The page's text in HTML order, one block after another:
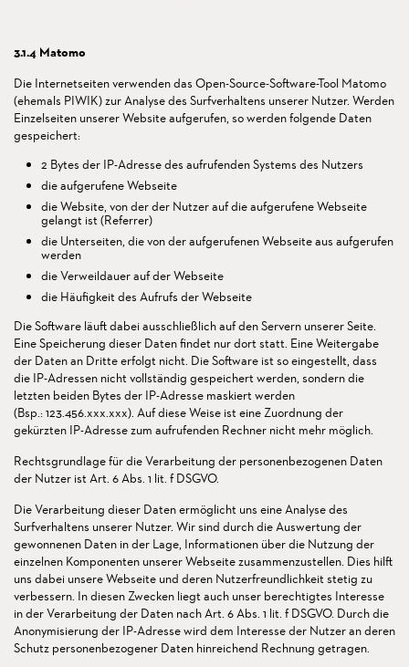
3.1.4 Matomo
Die Internetseiten verwenden das Open-Source-Software-Tool Matomo
(ehemals PIWIK) zur Analyse des Surfverhaltens unserer Nutzer. Werden
Einzelseiten unserer Website aufgerufen, so werden folgende Daten
gespeichert:
2 Bytes der IP-Adresse des aufrufenden Systems des Nutzers
die aufgerufene Webseite
die Website, von der der Nutzer auf die aufgerufene Webseite
gelangt ist (Referrer)
die Unterseiten, die von der aufgerufenen Webseite aus aufgerufen
werden
die Verweildauer auf der Webseite
die Häufigkeit des Aufrufs der Webseite
Die Software läuft dabei ausschließlich auf den Servern unserer Seite.
Eine Speicherung dieser Daten findet nur dort statt. Eine Weitergabe
der Daten an Dritte erfolgt nicht. Die Software ist so eingestellt, dass
die IP-Adressen nicht vollständig gespeichert werden, sondern die
letzten beiden Bytes der IP-Adresse maskiert werden
(Bsp.: 123.456.xxx.xxx). Auf diese Weise ist eine Zuordnung der
gekürzten IP-Adresse zum aufrufenden Rechner nicht mehr möglich.
Rechtsgrundlage für die Verarbeitung der personenbezogenen Daten
der Nutzer ist Art. 6 Abs. 1 lit. f DSGVO.
Die Verarbeitung dieser Daten ermöglicht uns eine Analyse des
Surfverhaltens unserer Nutzer. Wir sind durch die Auswertung der
gewonnenen Daten in der Lage, Informationen über die Nutzung der
einzelnen Komponenten unserer Webseite zusammenzustellen. Dies hilft
uns dabei unsere Webseite und deren Nutzerfreundlichkeit stetig zu
verbessern. In diesen Zwecken liegt auch unser berechtigtes Interesse
in der Verarbeitung der Daten nach Art. 6 Abs. 1 lit. f DSGVO. Durch die
Anonymisierung der IP-Adresse wird dem Interesse der Nutzer an deren
Schutz personenbezogener Daten hinreichend Rechnung getragen.